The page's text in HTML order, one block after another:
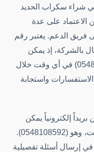
شراء سكراب الحديد
الاعتماد على عدة
فريق الدعم. يعتبر رقم
بالشركة، إذ يمكن
للعملاء الاتصال على الرقم (0548108592) في أي وقت خلال
واستجابة
إلكترونياً يمكن
للعملاء استخدامه للتواصل في أي وقت، وهو (0548108592).
إرسال أسئلة تفصيلية